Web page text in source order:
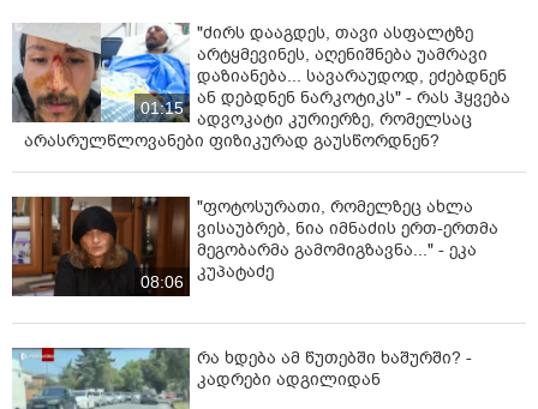
01:15
"ძირს დააგდეს, თავი ასფალტზე
არტყმევინეს, აღენიშნება უამრავი
დაზიანება... სავარაუდოდ, ეძებდნენ
ან დებდნენ ნარკოტიკს" - რას ჰყვება
ადვოკატი კურიერზე, რომელსაც
არასრულწლოვანები ფიზიკურად გაუსწორდნენ?
08:06
"ფოტოსურათი, რომელზეც ახლა
ვისაუბრებ, ნია იმნაძის ერთ-ერთმა
მეგობარმა გამომიგზავნა..." - ეკა
კუპატაძე
რა ხდება ამ წუთებში ხაშურში? -
კადრები ადგილიდან